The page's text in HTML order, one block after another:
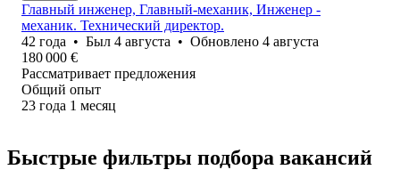
Главный инженер, Главный-механик, Инженер -
механик. Технический директор.
42 года • Был 4 августа • Обновлено 4 августа
180 000 €
Рассматривает предложения
Общий опыт
23 года 1 месяц
Быстрые фильтры подбора вакансий